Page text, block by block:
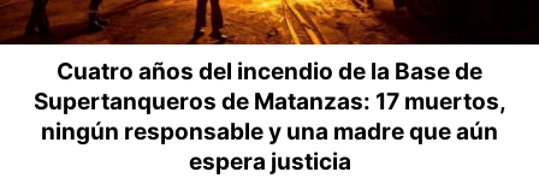
Cuatro años del incendio de la Base de
Supertanqueros de Matanzas: 17 muertos,
ningún responsable y una madre que aún
espera justicia